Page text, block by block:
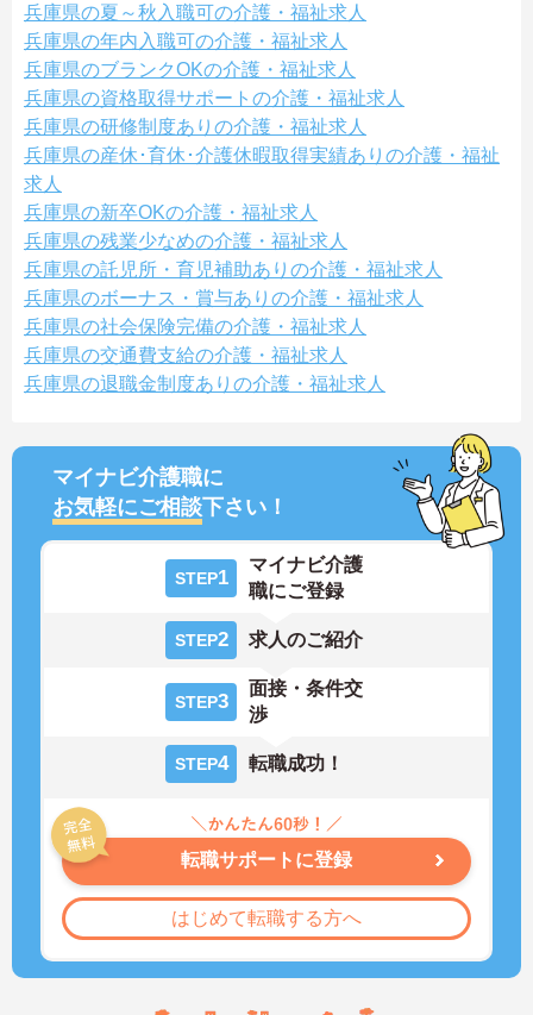
兵庫県の夏～秋入職可の介護・福祉求人
兵庫県の年内入職可の介護・福祉求人
兵庫県のブランクOKの介護・福祉求人
兵庫県の資格取得サポートの介護・福祉求人
兵庫県の研修制度ありの介護・福祉求人
兵庫県の産休･育休･介護休暇取得実績ありの介護・福祉
求人
兵庫県の新卒OKの介護・福祉求人
兵庫県の残業少なめの介護・福祉求人
兵庫県の託児所・育児補助ありの介護・福祉求人
兵庫県のボーナス・賞与ありの介護・福祉求人
兵庫県の社会保険完備の介護・福祉求人
兵庫県の交通費支給の介護・福祉求人
兵庫県の退職金制度ありの介護・福祉求人
マイナビ介護職に
お気軽にご相談下さい！
STEP1
マイナビ介護
職にご登録
STEP2 求人のご紹介
STEP3
面接・条件交
渉
STEP4 転職成功！
転職サポートに登録
はじめて転職する方へ